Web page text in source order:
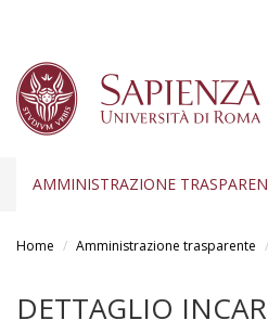
AMMINISTRAZIONE
Home Amministrazione trasparente
DETTAGLIO